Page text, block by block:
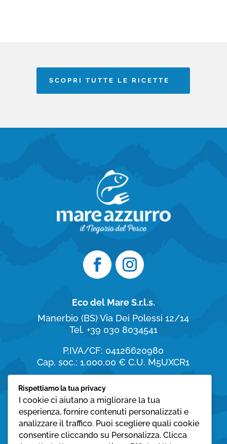
SCOPRI TUTTE LE RICETTE
Eco del Mare S.r.l.s.
Manerbio (BS)Via Dei Polessi 12/14
Tel. +39 030 8034541
P.IVA/CF: 04126620980
Cap. soc.: 1.000,00 €C.U. M5UXCR1
Orari di apertura
dal Lunedì al Sabato:
8:30 – 19:30
Domenica:
Rispettiamo la tua privacy
I cookie ci aiutano a migliorare la tua
esperienza, fornire contenuti personalizzati e
analizzare il traffico. Puoi scegliere quali cookie
consentire cliccando su Personalizza. Clicca